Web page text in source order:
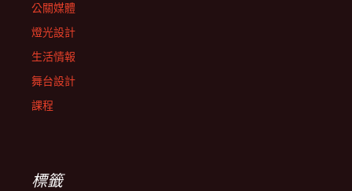
公關媒體
燈光設計
生活情報
舞台設計
課程
標籤